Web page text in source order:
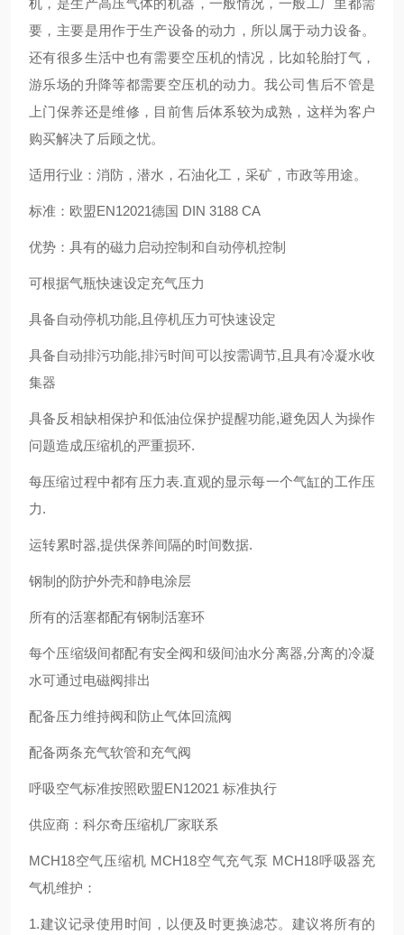
机，是生产高压气体的机器，一般情况，一般工厂里都需
要，主要是用作于生产设备的动力，所以属于动力设备。
还有很多生活中也有需要空压机的情况，比如轮胎打气，
游乐场的升降等都需要空压机的动力。我公司售后不管是
上门保养还是维修，目前售后体系较为成熟，这样为客户
购买解决了后顾之忧。
适用行业：消防，潜水，石油化工，采矿，市政等用途。
标准：欧盟EN12021德国 DIN 3188 CA
优势：具有的磁力启动控制和自动停机控制
可根据气瓶快速设定充气压力
具备自动停机功能,且停机压力可快速设定
具备自动排污功能,排污时间可以按需调节,且具有冷凝水收
集器
具备反相缺相保护和低油位保护提醒功能,避免因人为操作
问题造成压缩机的严重损环.
每压缩过程中都有压力表.直观的显示每一个气缸的工作压
力.
运转累时器,提供保养间隔的时间数据.
钢制的防护外壳和静电涂层
所有的活塞都配有钢制活塞环
每个压缩级间都配有安全阀和级间油水分离器,分离的冷凝
水可通过电磁阀排出
配备压力维持阀和防止气体回流阀
配备两条充气软管和充气阀
呼吸空气标准按照欧盟EN12021 标准执行
供应商：科尔奇压缩机厂家联系
MCH18空气压缩机 MCH18空气充气泵 MCH18呼吸器充
气机维护：
1.建议记录使用时间，以便及时更换滤芯。建议将所有的